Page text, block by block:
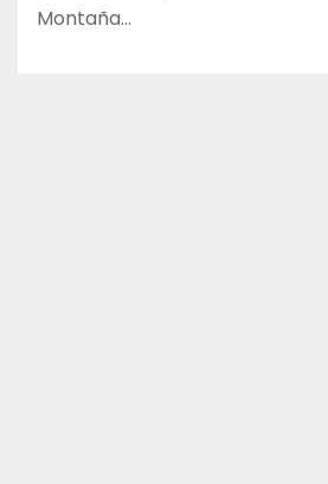
Montaña…